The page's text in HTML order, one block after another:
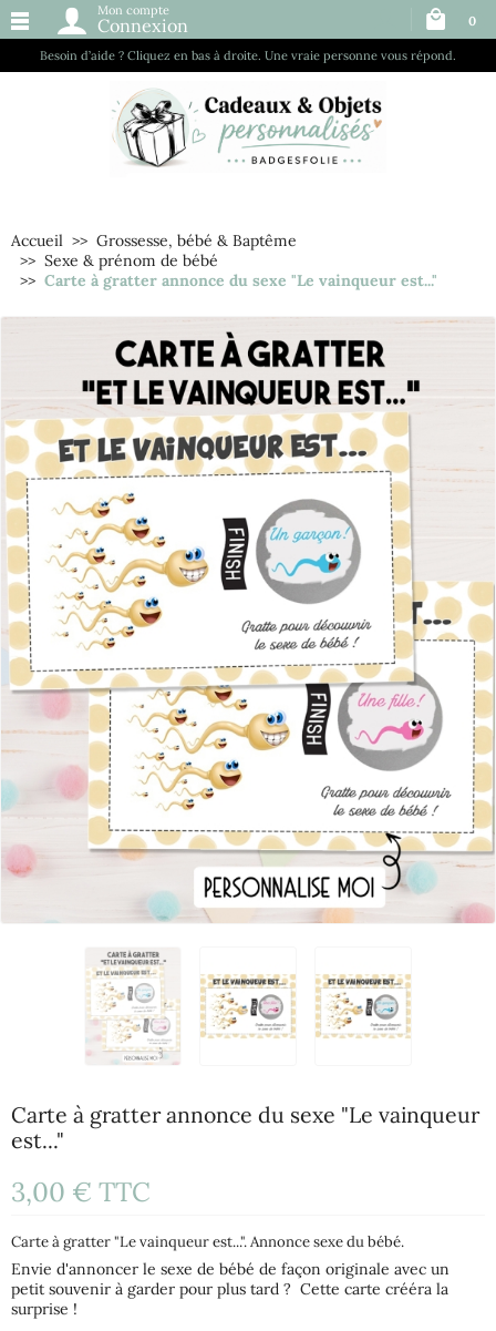
Besoin d’aide ? Cliquez en bas à droite. Une vraie personne vous répond.
Mon compte
Connexion 0
Accueil
Grossesse, bébé & Baptême
Sexe & prénom de bébé
Carte à gratter annonce du sexe "Le vainqueur est..."
Carte à gratter annonce du sexe "Le vainqueur
est..."
3,00 € TTC
Carte à gratter "Le vainqueur est...". Annonce sexe du bébé.
Envie d'annoncer le sexe de bébé de façon originale avec un
petit souvenir à garder pour plus tard ? Cette carte crééra la
surprise !